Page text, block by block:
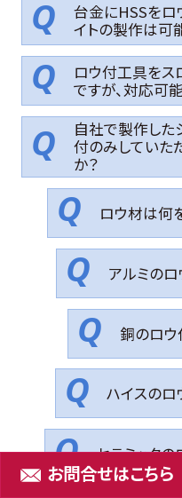
台金にHSSをロ
イトの製作は可
ロウ付工具をス
ですが、対応可
自社で製作した
付のみしていた
か？
ロウ材は何
アルミの
銅のロウ
ハイスのロ
セラミック
お問合せはこちら